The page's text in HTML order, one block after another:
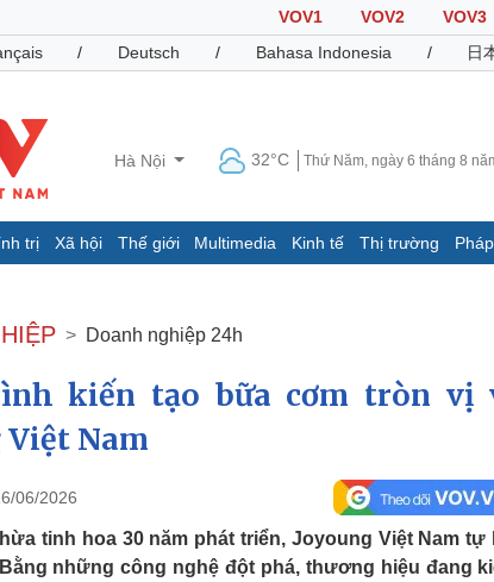
VOV1 VOV2 VOV3
/ Deutsch / Bahasa Indonesia / 日
Hà Nội 32°C Thứ Năm, ngày 6 tháng 8
trị Xã hội Thế giới Multimedia Kinh tế Thị trường
Tin 24h
Dự báo thời tiết
Dấu ấn VOV
Biển đảo
Việt Nam
Phân tích
Thể thao
Bóng đá
Lịch thi đấu bóng
Thế giới thể thao
Doanh nghiệp 24h
kiến tạo bữa cơm tròn vị
Việt Nam
06/2026
tinh hoa 30 năm phát triển, Joyoung Việt Nam
những công nghệ đột phá, thương hiệu đang